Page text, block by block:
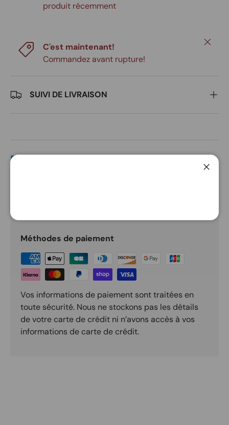
produit récemment
C'est maintenant!
Commandez avant rupture!
Fermer
SUIVI DE LIVRAISON
DESCRIPTION
Méthodes de paiement
Vos informations de paiement sont traitées en
toute sécurité. Nous ne stockons pas les détails
de votre carte de crédit ni n’avons accès à vos
informations de carte de crédit.